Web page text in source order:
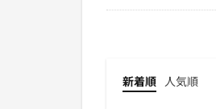
新着順 人気順